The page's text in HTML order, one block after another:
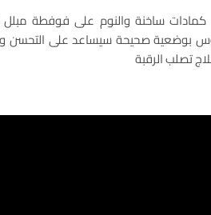
ساخنة والنوم على فوفطة مبلل
بوضعية صحيحة سيساعد على التحسن
تصلب الرقبة